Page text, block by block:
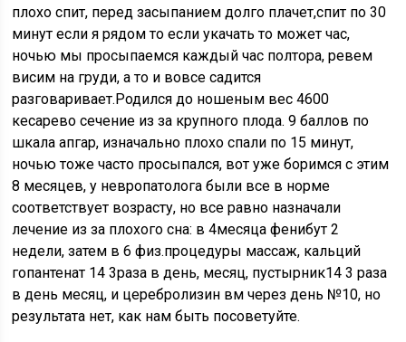
плохо спит, перед засыпанием долго плачет,спит по 30
минут если я рядом то если укачать то может час,
ночью мы просыпаемся каждый час полтора, ревем
висим на груди, а то и вовсе садится
разговаривает.Родился до ношеным вес 4600
кесарево сечение из за крупного плода. 9 баллов по
шкала апгар, изначально плохо спали по 15 минут,
ночью тоже часто просыпался, вот уже боримся с этим
8 месяцев, у невропатолога были все в норме
соответствует возрасту, но все равно назначали
лечение из за плохого сна: в 4месяца фенибут 2
недели, затем в 6 физ.процедуры массаж, кальций
гопантенат 14 3раза в день, месяц, пустырник14 3 раза
в день месяц, и церебролизин вм через день №10, но
результата нет, как нам быть посоветуйте.